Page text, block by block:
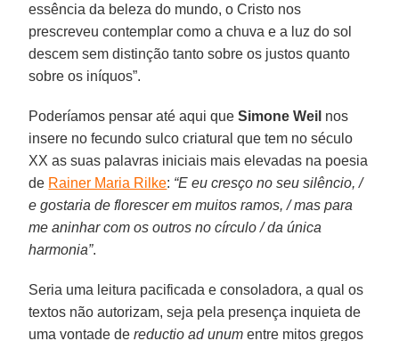
essência da beleza do mundo, o Cristo nos
prescreveu contemplar como a chuva e a luz do sol
descem sem distinção tanto sobre os justos quanto
sobre os iníquos”.
Poderíamos pensar até aqui queSimone Weil nos
insere no fecundo sulco criatural que tem no século
XX as suas palavras iniciais mais elevadas na poesia
de Rainer Maria Rilke: “E eu cresço no seu silêncio, /
e gostaria de florescer em muitos ramos, / mas para
me aninhar com os outros no círculo / da única
harmonia”.
Seria uma leitura pacificada e consoladora, a qual os
textos não autorizam, seja pela presença inquieta de
uma vontade dereductio ad unum entre mitos gregos